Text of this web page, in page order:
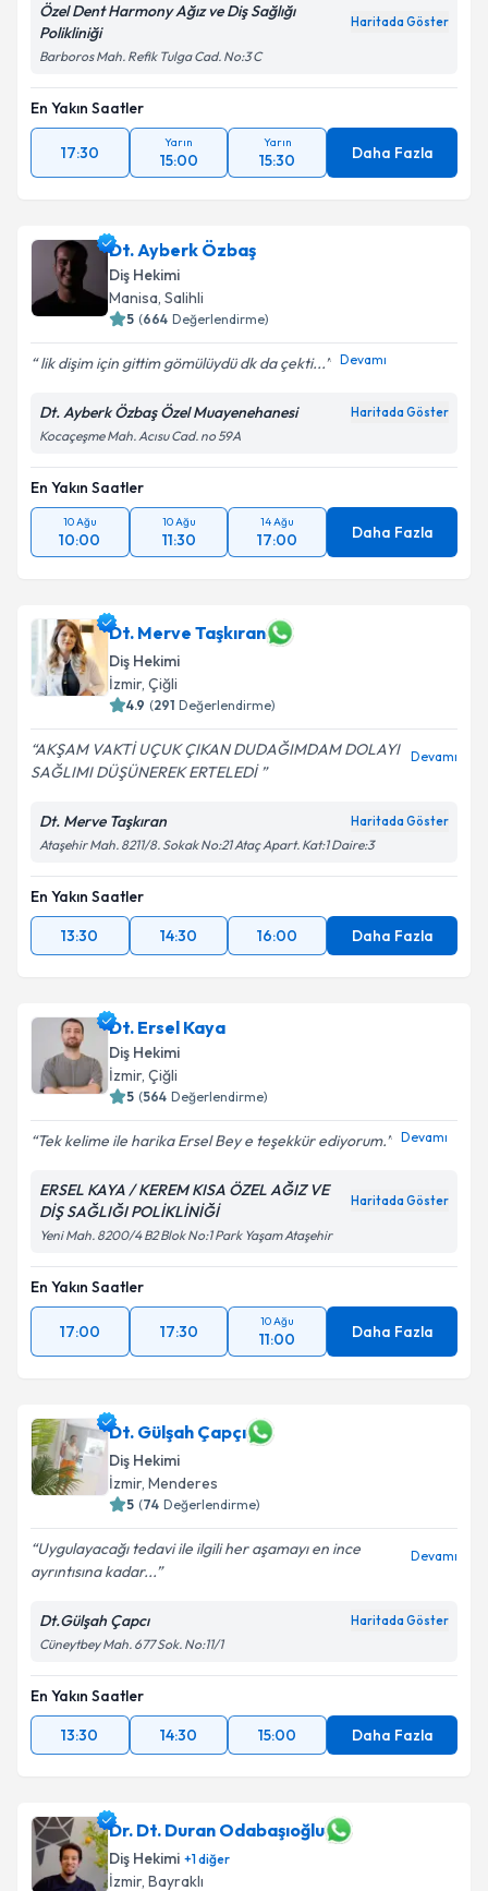
Metni'ni okudum ve kişisel verilerimin belirtilen
Takvim Talebini Gönder
Özel Dent Harmony Ağız ve Diş Sağlığı
Polikliniği
Haritada Göster
Barboros Mah. Refik Tulga Cad. No:3 C
En Yakın Saatler
17:30
Yarın
15:00
Yarın
15:30 Daha Fazla
Dt. Ayberk Özbaş
Diş Hekimi
Manisa, Salihli
5 (664 Değerlendirme)
lik dişim için gittim gömülüydü dk da çekti... Devamı
Dt. Ayberk Özbaş Özel Muayenehanesi Haritada Göster
Kocaçeşme Mah. Acısu Cad. no 59A
En Yakın Saatler
10 Ağu
10:00
10 Ağu
11:30
14 Ağu
17:00 Daha Fazla
Dt. Merve Taşkıran
Diş Hekimi
İzmir, Çiğli
4.9 (291 Değerlendirme)
AKŞAM VAKTİ UÇUK ÇIKAN DUDAĞIMDAM DOLAYI
SAĞLIMI DÜŞÜNEREK ERTELEDİ
Devamı
Dt. Merve Taşkıran Haritada Göster
Ataşehir Mah. 8211/8. Sokak No:21 Ataç Apart. Kat:1 Daire:3
En Yakın Saatler
13:30
14:30 16:00 Daha Fazla
Dt. Ersel Kaya
Diş Hekimi
İzmir, Çiğli
5 (564 Değerlendirme)
Tek kelime ile harika Ersel Bey e teşekkür ediyorum. Devamı
ERSEL KAYA / KEREM KISA ÖZEL AĞIZ VE
DİŞ SAĞLIĞI POLİKLİNİĞİ
Haritada Göster
Yeni Mah. 8200/4 B2 Blok No:1 Park Yaşam Ataşehir
En Yakın Saatler
17:00 17:30
10 Ağu
11:00 Daha Fazla
Dt. Gülşah Çapçı
Diş Hekimi
İzmir, Menderes
5 (74 Değerlendirme)
Uygulayacağı tedavi ile ilgili her aşamayı en ince
ayrıntısına kadar...
Devamı
Dt.Gülşah Çapcı Haritada Göster
Cüneytbey Mah. 677 Sok. No:11/1
En Yakın Saatler
13:30
14:30 15:00 Daha Fazla
Dr. Dt. Duran Odabaşıoğlu
Diş Hekimi +1diğer
İzmir, Bayraklı